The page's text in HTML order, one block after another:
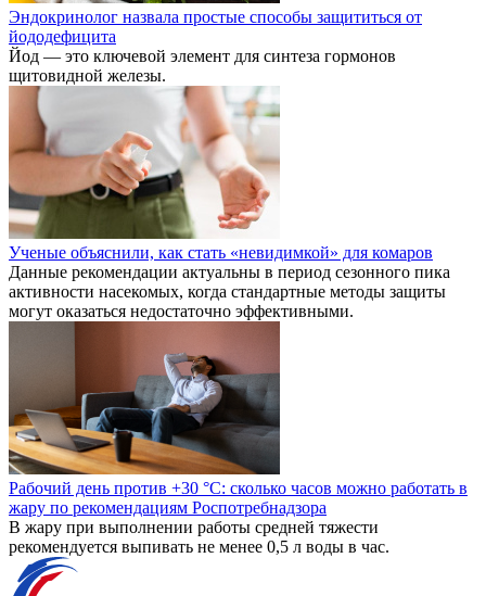
Эндокринолог назвала простые способы защититься от
йододефицита
Йод — это ключевой элемент для синтеза гормонов
щитовидной железы.
Ученые объяснили, как стать «невидимкой» для комаров
Данные рекомендации актуальны в период сезонного пика
активности насекомых, когда стандартные методы защиты
могут оказаться недостаточно эффективными.
Рабочий день против +30 °C: сколько часов можно работать в
жару по рекомендациям Роспотребнадзора
В жару при выполнении работы средней тяжести
рекомендуется выпивать не менее 0,5 л воды в час.